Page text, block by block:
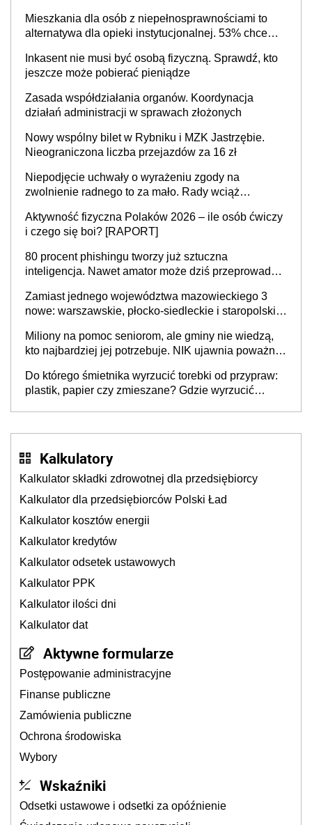
Mieszkania dla osób z niepełnosprawnościami to
alternatywa dla opieki instytucjonalnej. 53% chce
Inkasent nie musi być osobą fizyczną. Sprawdź, kto
jeszcze może pobierać pieniądze
Zasada współdziałania organów. Koordynacja
działań administracji w sprawach złożonych
Nowy wspólny bilet w Rybniku i MZK Jastrzębie.
Nieograniczona liczba przejazdów za 16 zł
Niepodjęcie uchwały o wyrażeniu zgody na
zwolnienie radnego to za mało. Rady wciąż
sprawy
Aktywność fizyczna Polaków 2026 – ile osób ćwiczy
i czego się boi? [RAPORT]
80 procent phishingu tworzy już sztuczna
inteligencja. Nawet amator może dziś przeprowadzić
Zamiast jednego województwa mazowieckiego 3
nowe: warszawskie, płocko-siedleckie i staropolskie.
stołecznych
Miliony na pomoc seniorom, ale gminy nie wiedzą,
kto najbardziej jej potrzebuje. NIK ujawnia poważną
Do którego śmietnika wyrzucić torebki od przypraw:
plastik, papier czy zmieszane? Gdzie wyrzucić
Kalkulatory
Kalkulator składki zdrowotnej dla przedsiębiorcy
Kalkulator dla przedsiębiorców Polski Ład
Kalkulator kosztów energii
Kalkulator kredytów
Kalkulator odsetek ustawowych
Kalkulator PPK
Kalkulator ilości dni
Kalkulator dat
Aktywne formularze
Postępowanie administracyjne
Finanse publiczne
Zamówienia publiczne
Ochrona środowiska
Wybory
Wskaźniki
Odsetki ustawowe i odsetki za opóźnienie